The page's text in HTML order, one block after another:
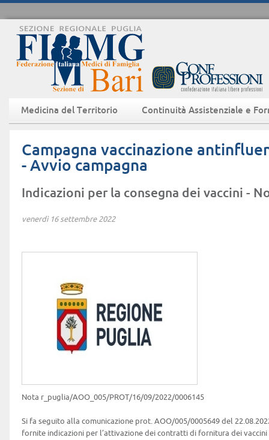
Medicina del Territorio Continuità Assistenziale e
Campagna vaccinazione
- Avvio campagna
Indicazioni per la consegna dei vaccini -
venerdì 16 settembre 2022
Nota r_puglia/AOO_005/PROT/16/09/2022/0006145
Si fa seguito alla comunicazione prot. AOO/005/0005649 del
fornite indicazioni per l’attivazione dei contratti di fornitura dei